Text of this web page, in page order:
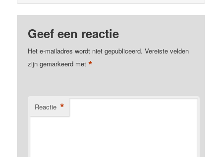
Geef een reactie
Het e-mailadres wordt niet gepubliceerd. Vereiste velden
zijn gemarkeerd met*
Reactie *